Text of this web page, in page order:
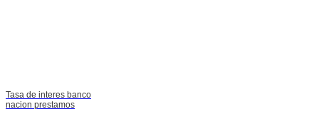
Tasa de interes banco
nacion prestamos